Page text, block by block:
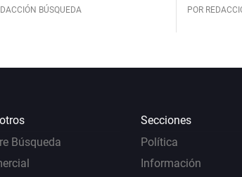
BÚSQUEDA POR
Búsqueda
Secciones
Política
Información